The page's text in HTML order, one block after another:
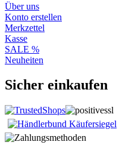
Über uns
Konto erstellen
Merkzettel
Kasse
SALE %
Neuheiten
Sicher einkaufen